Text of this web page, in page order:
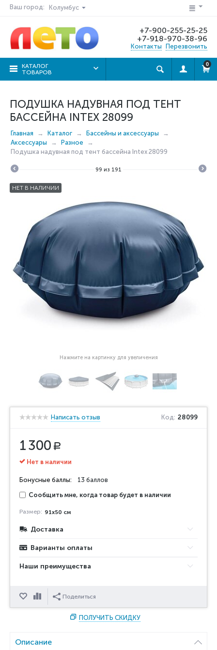
Ваш город: Колумбус
+7-900-255-25-25
+7-918-970-38-96
Контакты Перезвонить
КАТАЛОГ
ТОВАРОВ
0
ПОДУШКА НАДУВНАЯ ПОД ТЕНТ
БАССЕЙНА INTEX 28099
Главная Каталог
Бассейны и аксессуары
Аксессуары
Разное
Подушка надувная под тент бассейна Intex 28099
99 из 191
НЕТ В НАЛИЧИИ
Нажмите на картинку для увеличения
Написать отзыв Код: 28099
1 300 Р
Нет в наличии
Бонусные баллы: 13 баллов
Сообщить мне, когда товар будет в наличии
Размер: 91х50 см
Доставка
Варианты оплаты
Наши преимущества
ОтложитьСравнитьПоделиться
ПОЛУЧИТЬ СКИДКУ
Описание